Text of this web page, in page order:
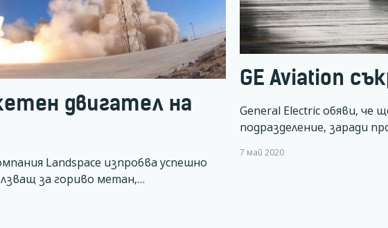
двигател на
Landspace изпробва успешно
за гориво метан,…
GE Aviation
General Electric обяви, че
подразделение, заради
7 май 2020